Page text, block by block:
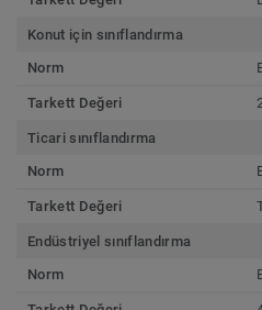
Konut için sınıflandırma
Norm
Tarkett Değeri
Ticari sınıflandırma
Norm
Tarkett Değeri
Endüstriyel sınıflandırma
Norm